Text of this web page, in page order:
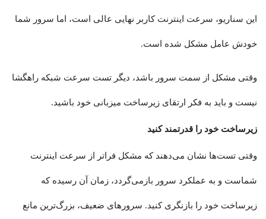
این سناریو، سرعت اینترنت کاربر نهایی عالی است، اما سرور شما
خودش عامل مشکل شده است.
وقتی مشکل از سمت سرور باشد، دیگر تست سرعت شبکه راهگشا
نیست و باید به فکر ارتقای زیرساخت میزبانی خود باشید.
زیرساخت خود را قدرتمند کنید
وقتی تست‌ها نشان می‌دهند که مشکل فراتر از سرعت اینترنت
شماست و به عملکرد سرور بازمی‌گردد، زمان آن رسیده که
زیرساخت خود را بازنگری کنید. سرورهای ضعیف، بزرگ‌ترین مانع